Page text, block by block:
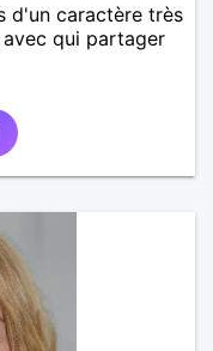
d'un caractère très
qui partager